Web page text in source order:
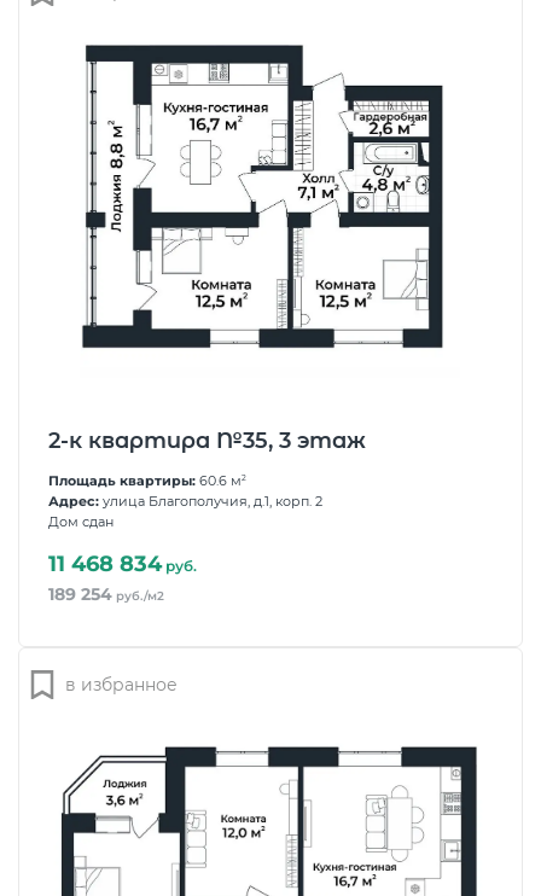
2-к квартира №35, 3 этаж
Площадь квартиры: 60.6 м2
Адрес: улица Благополучия, д.1, корп. 2
Дом сдан
11 468 834руб.
189 254 руб./м2
в избранное